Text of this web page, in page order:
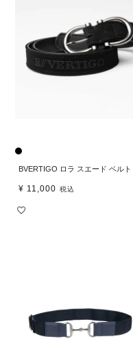
BVERTIGO ロラ スエード ベルト
¥ 11,000 税込